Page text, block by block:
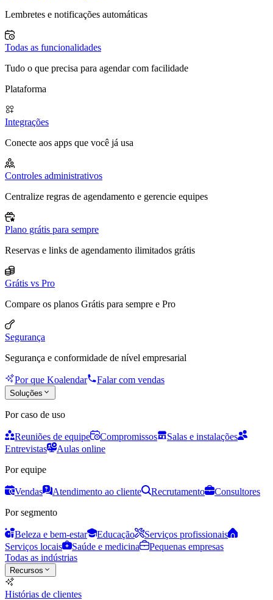
Lembretes e notificações automáticas
Todas as funcionalidades
Tudo o que precisa para agendar com facilidade
Plataforma
Integrações
Conecte aos apps que você já usa
Controles administrativos
Centralize regras de agendamento e gerencie equipes
Plano grátis para sempre
Reservas e links de agendamento ilimitados grátis
Grátis vs Pro
Compare os planos Grátis para sempre e Pro
Segurança
Segurança e conformidade de nível empresarial
Por que Koalendar Falar com vendas
Soluções
Por caso de uso
Reuniões de equipe Compromissos
Salas e instalações
Entrevistas
Aulas online
Por equipe
Vendas Atendimento ao cliente Recrutamento
Consultores
Por segmento
Beleza e bem-estar Educação
Serviços profissionais
Serviços locais
Saúde e medicina
Pequenas empresas
Todas as indústrias
Recursos
Histórias de clientes